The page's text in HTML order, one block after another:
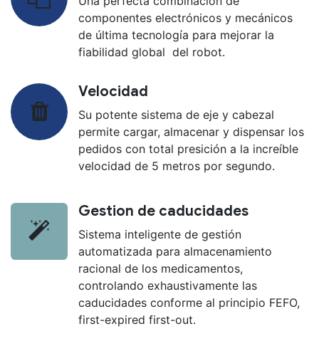
componentes electrónicos y mecánicos
de última tecnología para mejorar la
fiabilidad global del robot.
Velocidad
Su potente sistema de eje y cabezal
permite cargar, almacenar y dispensar los
pedidos con total presición a la increíble
velocidad de 5 metros por segundo.
Gestion de caducidades
Sistema inteligente de gestión
automatizada para almacenamiento
racional de los medicamentos,
controlando exhaustivamente las
caducidades conforme al principio FEFO,
first-expired first-out.